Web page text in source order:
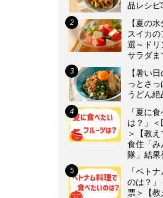
品レシピ
【夏の
スイカ
選～ドリ
サラダま
【暑い
っとさ
うどん
「夏に
は？」
＞【教
食住「み
隊」結果
「ベト
のは？
票＞【教